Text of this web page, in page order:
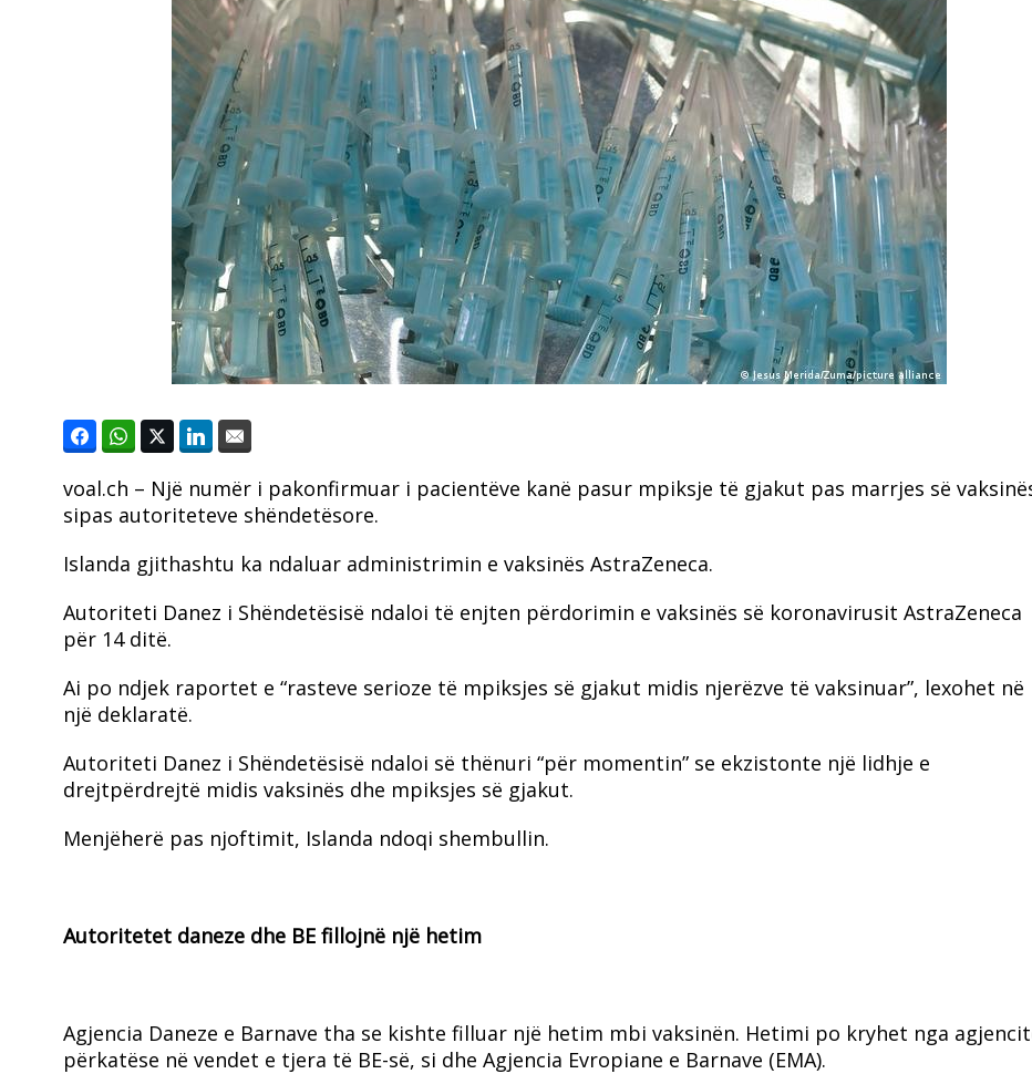
voal.ch – Një numër i pakonfirmuar i pacientëve kanë pasur mpiksje të gjakut pas marrjes së
sipas autoriteteve shëndetësore.
Islanda gjithashtu ka ndaluar administrimin e vaksinës AstraZeneca.
Autoriteti Danez i Shëndetësisë ndaloi të enjten përdorimin e vaksinës së koronavirusit AstraZeneca
për 14 ditë.
Ai po ndjek raportet e “rasteve serioze të mpiksjes së gjakut midis njerëzve të vaksinuar”, lexohet në
një deklaratë.
Autoriteti Danez i Shëndetësisë ndaloi së thënuri “për momentin” se ekzistonte një lidhje e
drejtpërdrejtë midis vaksinës dhe mpiksjes së gjakut.
Menjëherë pas njoftimit, Islanda ndoqi shembullin.
Autoritetet daneze dhe BE fillojnë një hetim
Agjencia Daneze e Barnave tha se kishte filluar një hetim mbi vaksinën. Hetimi po kryhet nga
përkatëse në vendet e tjera të BE-së, si dhe Agjencia Evropiane e Barnave (EMA).